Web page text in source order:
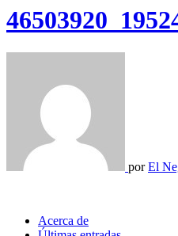
porEl
Acerca de